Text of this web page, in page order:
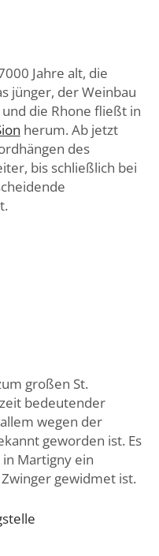
Jahre alt, die
jünger, der Weinbau
die Rhone fließt in
herum. Ab jetzt
des
bis schließlich bei
großen St.
bedeutender
wegen der
geworden ist. Es
Martigny ein
gewidmet ist.